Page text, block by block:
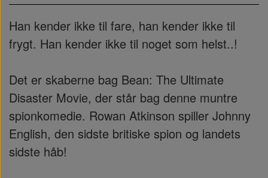
Han kender ikke til fare, han kender ikke til
frygt. Han kender ikke til noget som helst..!
Det er skaberne bag Bean: The Ultimate
Disaster Movie, der står bag denne muntre
spionkomedie. Rowan Atkinson spiller Johnny
English, den sidste britiske spion og landets
sidste håb!